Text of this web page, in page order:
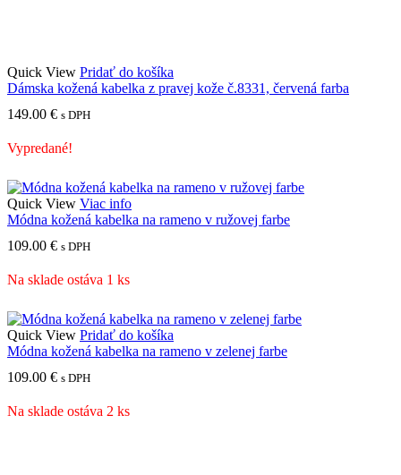
Quick View Pridať do košíka
Dámska kožená kabelka z pravej kože č.8331, červená farba
149.00 € s DPH
Vypredané!
Quick View Viac info
Módna kožená kabelka na rameno v ružovej farbe
109.00 € s DPH
Na sklade ostáva 1 ks
Quick View Pridať do košíka
Módna kožená kabelka na rameno v zelenej farbe
109.00 € s DPH
Na sklade ostáva 2 ks